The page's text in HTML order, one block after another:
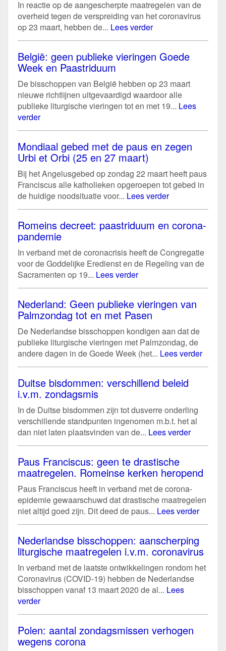
In reactie op de aangescherpte maatregelen van de
overheid tegen de verspreiding van het coronavirus
op 23 maart, hebben de... Lees verder
België: geen publieke vieringen Goede
Week en Paastriduum
De bisschoppen van België hebben op 23 maart
nieuwe richtlijnen uitgevaardigd waardoor alle
publieke liturgische vieringen tot en met 19... Lees
verder
Mondiaal gebed met de paus en zegen
Urbi et Orbi (25 en 27 maart)
Bij het Angelusgebed op zondag 22 maart heeft paus
Franciscus alle katholieken opgeroepen tot gebed in
de huidige noodsituatie voor... Lees verder
Romeins decreet: paastriduum en corona-
pandemie
In verband met de coronacrisis heeft de Congregatie
voor de Goddelijke Eredienst en de Regeling van de
Sacramenten op 19... Lees verder
Nederland: Geen publieke vieringen van
Palmzondag tot en met Pasen
De Nederlandse bisschoppen kondigen aan dat de
publieke liturgische vieringen met Palmzondag, de
andere dagen in de Goede Week (het... Lees verder
Duitse bisdommen: verschillend beleid
i.v.m. zondagsmis
In de Duitse bisdommen zijn tot dusverre onderling
verschillende standpunten ingenomen m.b.t. het al
dan niet laten plaatsvinden van de... Lees verder
Paus Franciscus: geen te drastische
maatregelen. Romeinse kerken heropend
Paus Franciscus heeft in verband met de corona-
epidemie gewaarschuwd dat drastische maatregelen
niet altijd goed zijn. Dit deed de paus... Lees verder
Nederlandse bisschoppen: aanscherping
liturgische maatregelen i.v.m. coronavirus
In verband met de laatste ontwikkelingen rondom het
Coronavirus (COVID-19) hebben de Nederlandse
bisschoppen vanaf 13 maart 2020 de al... Lees
verder
Polen: aantal zondagsmissen verhogen
wegens corona